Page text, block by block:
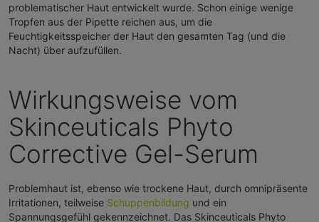
problematischer Haut entwickelt wurde. Schon einige wenige
Tropfen aus der Pipette reichen aus, um die
Feuchtigkeitsspeicher der Haut den gesamten Tag (und die
Nacht) über aufzufüllen.
Wirkungsweise vom
Skinceuticals Phyto
Corrective Gel-Serum
Problemhaut ist, ebenso wie trockene Haut, durch omnipräsente
Irritationen, teilweise Schuppenbildung und ein
Spannungsgefühl gekennzeichnet. Das Skinceuticals Phyto